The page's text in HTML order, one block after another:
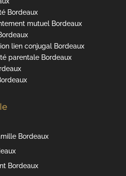
Bordeaux
mutuel Bordeaux
lien conjugal Bordeaux
parentale Bordeaux
Bordeaux
Bordeaux